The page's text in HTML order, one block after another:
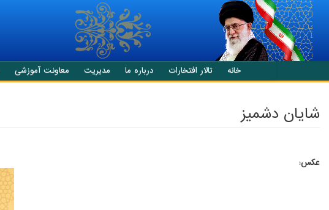
انتقال به محتوای اصلی
خانه تالار افتخارات درباره ما مدیریت معاونت آموزشی
شايان دشمیز
عکس: